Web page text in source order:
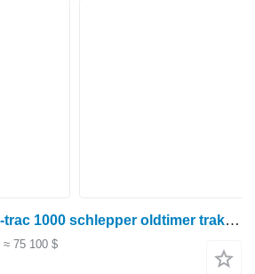
Mercedes-Benz mb-trac 1000 schlepper oldtimer traktor
≈ 75 100 $